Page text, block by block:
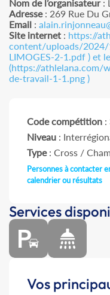
Nom de l’organisateur:
Adresse: 269 Rue Du
Email :
Site internet : https://
content/uploads/
LIMOGES-2-1.pdf ) et
(https://
de-travail-1-1.png )
Code compétition :
Niveau :
Type: Cross /
Personnes à contacter
calendrier ou résultats
Services
Vos